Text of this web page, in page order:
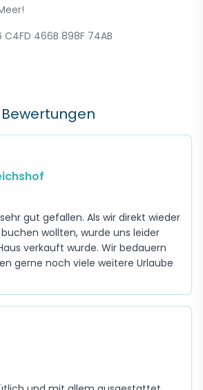
466B 898F 74AB
Bewertungen
gut gefallen. Als wir direkt wieder
wollten, wurde uns leider
verkauft wurde. Wir bedauern
gerne noch viele weitere Urlaube